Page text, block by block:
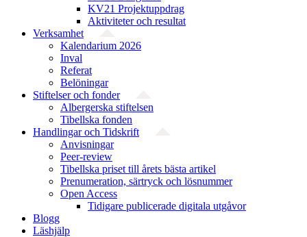
KV21 Projektuppdrag
Aktiviteter och resultat
Verksamhet
Kalendarium 2026
Inval
Referat
Belöningar
Stiftelser och fonder
Albergerska stiftelsen
Tibellska fonden
Handlingar och Tidskrift
Anvisningar
Peer-review
Tibellska priset till årets bästa artikel
Prenumeration, särtryck och lösnummer
Open Access
Tidigare publicerade digitala utgåvor
Blogg
Läshjälp